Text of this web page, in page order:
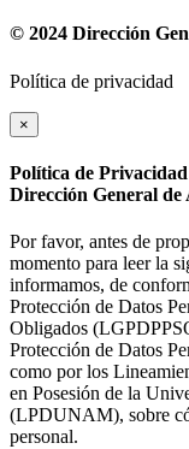
© 2024 Dirección
Política de privacidad
×
Política de Privacidad
Dirección General
Por favor, antes de
momento para leer la
informamos, de
Protección de Datos
Obligados
Protección de Datos
como por los
en Posesión de la
(LPDUNAM), sobre
personal.